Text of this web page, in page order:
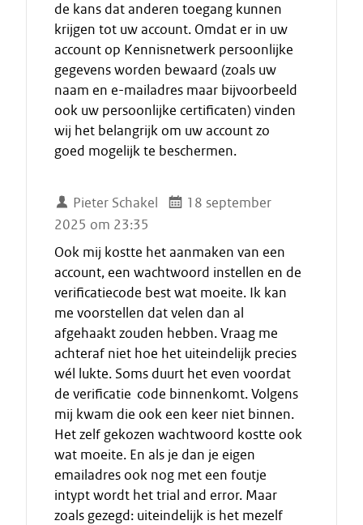
de kans dat anderen toegang kunnen
krijgen tot uw account. Omdat er in uw
account op Kennisnetwerk persoonlijke
gegevens worden bewaard (zoals uw
naam en e-mailadres maar bijvoorbeeld
ook uw persoonlijke certificaten) vinden
wij het belangrijk om uw account zo
goed mogelijk te beschermen.
Pieter Schakel
18 september
2025 om 23:35
Ook mij kostte het aanmaken van een
account, een wachtwoord instellen en de
verificatiecode best wat moeite. Ik kan
me voorstellen dat velen dan al
afgehaakt zouden hebben. Vraag me
achteraf niet hoe het uiteindelijk precies
wél lukte. Soms duurt het even voordat
de verificatie code binnenkomt. Volgens
mij kwam die ook een keer niet binnen.
Het zelf gekozen wachtwoord kostte ook
wat moeite. En als je dan je eigen
emailadres ook nog met een foutje
intypt wordt het trial and error. Maar
zoals gezegd: uiteindelijk is het mezelf